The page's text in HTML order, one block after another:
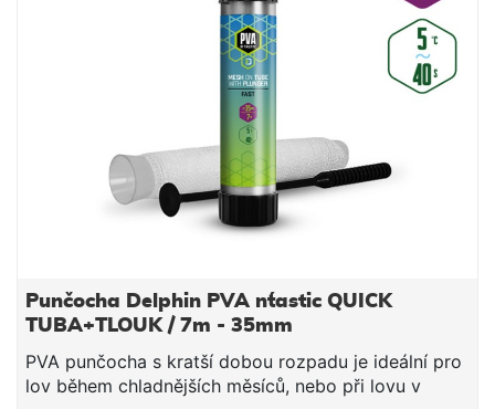
Punčocha Delphin PVA n´tastic QUICK
TUBA+TLOUK / 7m - 35mm
PVA punčocha s kratší dobou rozpadu je ideální pro
lov během chladnějších měsíců, nebo při lovu v